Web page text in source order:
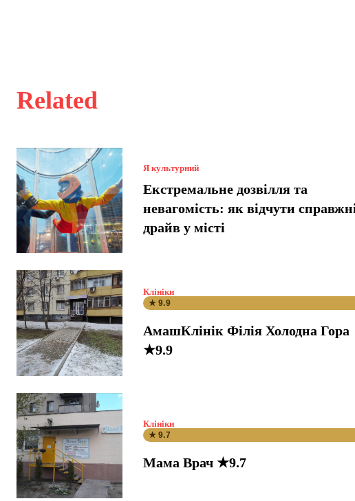
Related
Я культурний
Екстремальне дозвілля та
невагомість: як відчути
драйв у місті
Клініки
★ 9.9
АмашКлінік Філія Холодна Гора
★9.9
Клініки
★ 9.7
Мама Врач ★9.7